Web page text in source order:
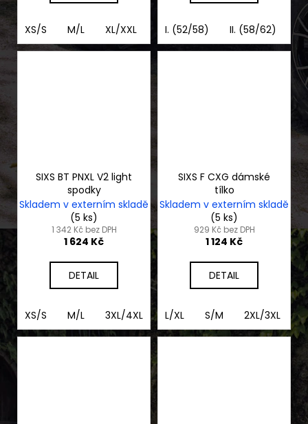
XS/S M/L XL/XXL 3XL/4XL
I. (52/58) II. (58/62)
SIXS BT PNXL V2 light
spodky
Skladem v externím skladě
(5 ks)
1 342 Kč bez DPH
1 624 Kč
DETAIL
XS/S M/L 3XL/4XL XL/2XL
SIXS F CXG dámské
tílko
Skladem v externím skladě
(5 ks)
929 Kč bez DPH
1 124 Kč
DETAIL
L/XL S/M 2XL/3XL